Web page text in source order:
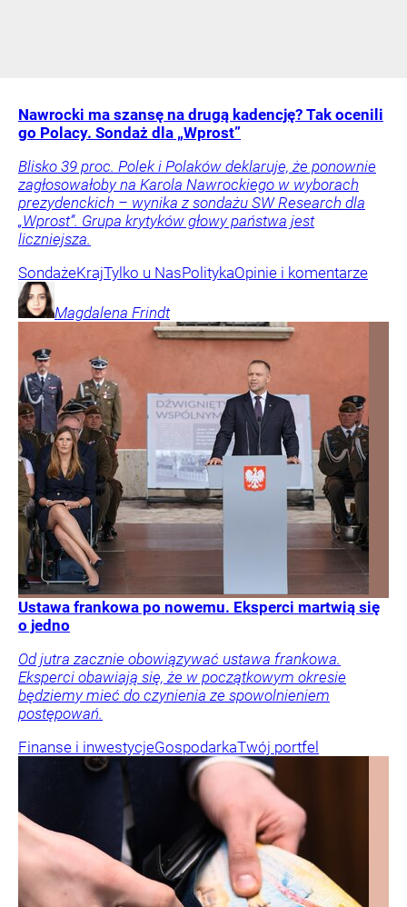
Nawrocki ma szansę na drugą kadencję? Tak ocenili
go Polacy. Sondaż dla „Wprost”
Blisko 39 proc. Polek i Polaków deklaruje, że ponownie
zagłosowałoby na Karola Nawrockiego w wyborach
prezydenckich – wynika z sondażu SW Research dla
„Wprost”. Grupa krytyków głowy państwa jest
liczniejsza.
SondażeKrajTylko u NasPolitykaOpinie i komentarze
Magdalena Frindt
Ustawa frankowa po nowemu. Eksperci martwią się
o jedno
Od jutra zacznie obowiązywać ustawa frankowa.
Eksperci obawiają się, że w początkowym okresie
będziemy mieć do czynienia ze spowolnieniem
postępowań.
Finanse i inwestycjeGospodarkaTwój portfel